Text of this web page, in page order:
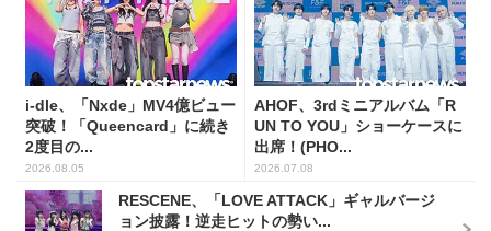
i-dle、「Nxde」MV4億ビュー
突破！「Queencard」に続き
2度目の...
2026.08.05
AHOF、3rdミニアルバム「R
UN TO YOU」ショーケースに
出席！(PHO...
2026.07.08
RESCENE、「LOVE ATTACK」ギャルバージ
ョン披露！逆走ヒットの勢い...